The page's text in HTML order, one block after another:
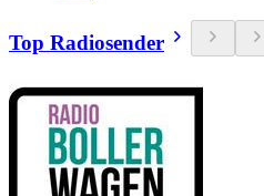
Top Radiosender